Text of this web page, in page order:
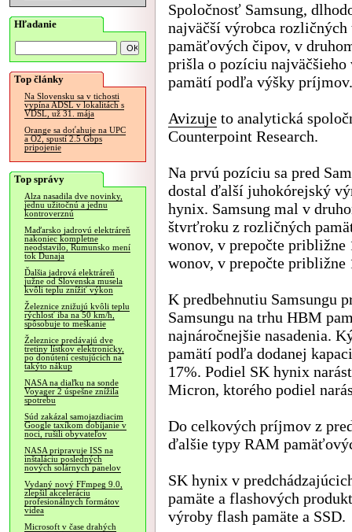
Hľadanie
Top články
Na Slovensku sa v tichosti
vypína ADSL v lokalitách s
VDSL, už 31. mája
Orange sa doťahuje na UPC
a O2, spustí 2.5 Gbps
pripojenie
Top správy
Alza nasadila dve novinky,
jednu užitočnú a jednu
kontroverznú
Maďarsko jadrovú elektráreň
nakoniec kompletne
neodstavilo, Rumunsko mení
tok Dunaja
Ďalšia jadrová elektráreň
južne od Slovenska musela
kvôli teplu znížiť výkon
Železnice znižujú kvôli teplu
rýchlosť iba na 50 km/h,
spôsobuje to meškanie
Železnice predávajú dve
tretiny lístkov elektronicky,
po donútení cestujúcich na
takýto nákup
NASA na diaľku na sonde
Voyager 2 úspešne znížila
spotrebu
Súd zakázal samojazdiacim
Google taxíkom dobíjanie v
noci, rušili obyvateľov
NASA pripravuje ISS na
inštaláciu posledných
nových solárnych panelov
Vydaný nový FFmpeg 9.0,
zlepšil akceleráciu
profesionálnych formátov
videa
Microsoft v čase drahých
Spoločnosť Samsung,
najväčší výrobca rozličných
pamäťových čipov, v
prišla o pozíciu najväčšieho
pamätí podľa výšky príjmov.
Avizuje to analytická
Counterpoint Research.
Na prvú pozíciu sa pred
dostal ďalší juhokórejský
hynix. Samsung mal v
štvrťroku z rozličných
wonov, v prepočte
wonov, v prepočte
K predbehnutiu Samsungu
Samsungu na trhu HBM
najnáročnejšie nasadenia.
pamätí podľa dodanej
17%. Podiel SK hynix
Micron, ktorého podiel
Do celkových príjmov z
ďalšie typy RAM
SK hynix v
pamäte a flashových
výroby flash pamäte a SSD.